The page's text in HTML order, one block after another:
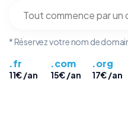
* Réservez votre nom de
.fr
11€/an
.com
15€/an
.org
17€/an